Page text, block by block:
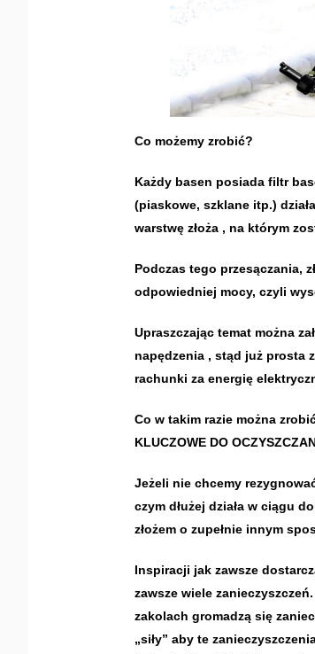
Co możemy zrobić?
Każdy basen posiada filtr
(piaskowe, szklane itp.)
warstwę złoża , na którym
Podczas tego przesączania,
odpowiedniej mocy, czyli
Upraszczając temat można
napędzenia , stąd już prosta
rachunki za energię
Co w takim razie można
KLUCZOWE DO
Jeżeli nie chcemy
czym dłużej działa w ciągu
złożem o zupełnie innym
Inspiracji jak zawsze
zawsze wiele
zakolach gromadzą się
„siły” aby te